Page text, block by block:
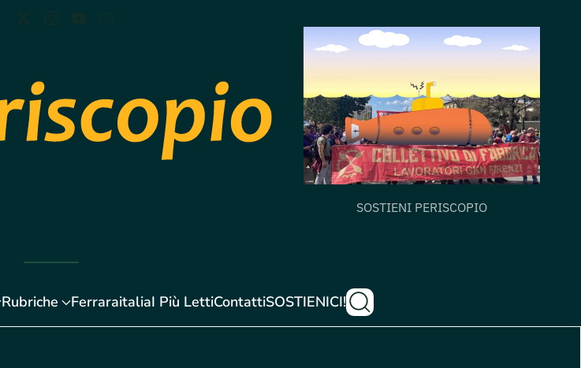
SOSTIENI PERISCOPIO
Rubriche FerraraitaliaI Più LettiContattiSOSTIENICI!